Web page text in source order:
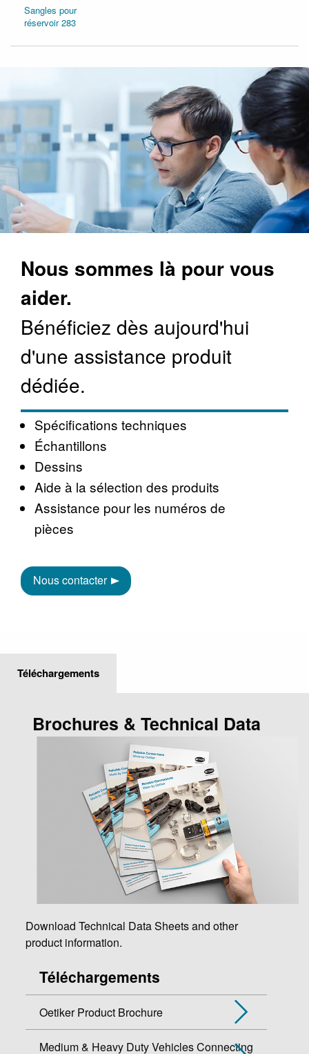
Sangles pour
réservoir 283
Nous sommes là pour vous
aider.
Bénéficiez dès aujourd'hui
d'une assistance produit
dédiée.
Spécifications techniques
Échantillons
Dessins
Aide à la sélection des produits
Assistance pour les numéros de
pièces
Nous contacter
Téléchargements
Brochures & Technical Data
Download Technical Data Sheets and other
product information.
Téléchargements
Oetiker Product Brochure
Medium & Heavy Duty Vehicles Connecting